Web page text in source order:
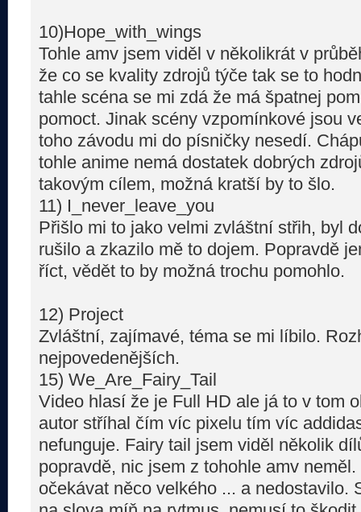
10)Hope_with_wings
Tohle amv jsem viděl v několikrát v
že co se kvality zdrojů týče tak se to
tahle scéna se mi zdá že má špatnej
pomoct. Jinak scény vzpomínkové jsou
toho závodu mi do písničky nesedí.
tohle anime nemá dostatek dobrých
takovým cílem, možná kratší by to šlo.
11) I_never_leave_you
Přišlo mi to jako velmi zvláštní střih, byl
rušilo a zkazilo mě to dojem. Popravdě
říct, vědět to by možná trochu pomohlo.
12) Project
Zvláštní, zajímavé, téma se mi líbilo.
nejpovedenějších.
15) We_Are_Fairy_Tail
Video hlasí že je Full HD ale já to v tom
autor stříhal čím víc pixelu tím víc
nefunguje. Fairy tail jsem viděl několik
popravdě, nic jsem z tohohle amv
očekávat něco velkého ... a nedostavilo.